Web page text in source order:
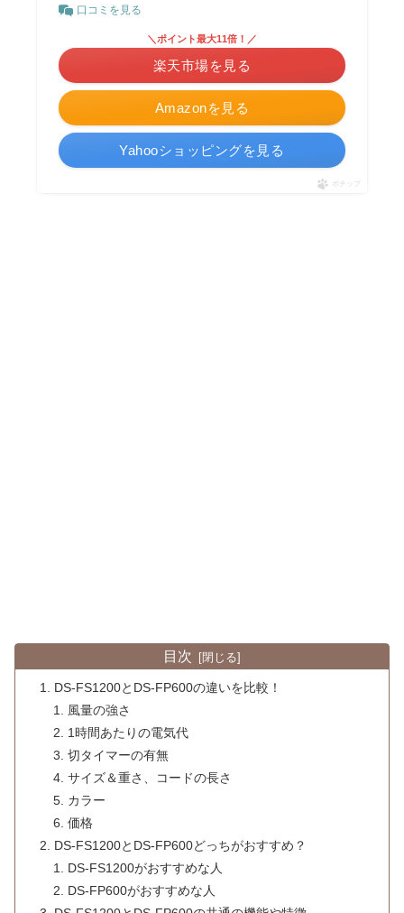
口コミを見る
Amazonを見る
＼ポイント最大11倍！／
楽天市場を見る
Yahooショッピングを見る
ポチップ
目次
DS-FS1200とDS-FP600の違いを比較！
風量の強さ
1時間あたりの電気代
切タイマーの有無
サイズ＆重さ、コードの長さ
カラー
価格
DS-FS1200とDS-FP600どっちがおすすめ？
DS-FS1200がおすすめな人
DS-FP600がおすすめな人